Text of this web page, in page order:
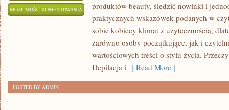
MOŻLIWOŚĆ KOMENTOWANIA ZABIEGI
ANTI-
AGING
produktów beauty, śledzić nowinki i
praktycznych wskazówek podanych w
sobie kobiecy klimat z użytecznością,
zarówno osoby początkujące, jak i
wartościowych treści o stylu życia.
Depilacja i [ Read More ]
POSTED BY ADMIN